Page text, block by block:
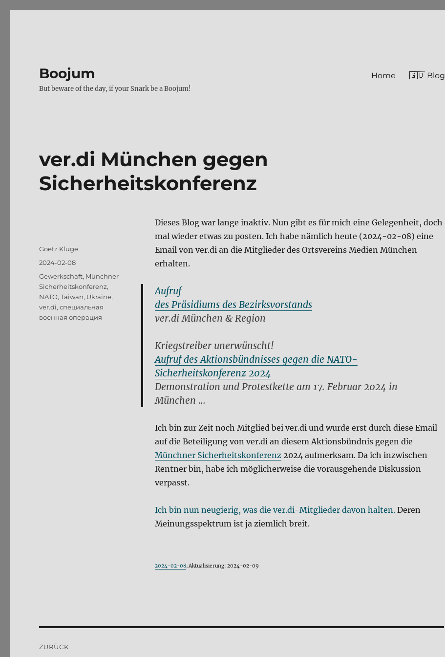
Boojum
But beware of the day, if your Snark be a Boojum!
Home 🇬🇧 Blog
ver.di München gegen
Sicherheitskonferenz
Dieses Blog war lange inaktiv. Nun gibt es für mich eine Gelegenheit, doch
mal wieder etwas zu posten. Ich habe nämlich heute (2024-02-08) eine
Email von ver.di an die Mitglieder des Ortsvereins Medien München
erhalten.
Aufruf
des Präsidiums des Bezirksvorstands
ver.di München & Region
Kriegstreiber unerwünscht!
Aufruf des Aktionsbündnisses gegen die NATO-
Sicherheitskonferenz 2024
Demonstration und Protestkette am 17. Februar 2024 in
München …
Ich bin zur Zeit noch Mitglied bei ver.di und wurde erst durch diese Email
auf die Beteiligung von ver.di an diesem Aktionsbündnis gegen die
Münchner Sicherheitskonferenz2024 aufmerksam. Da ich inzwischen
Rentner bin, habe ich möglicherweise die vorausgehende Diskussion
verpasst.
Ich bin nun neugierig, was die ver.di-Mitglieder davon halten.Deren
Meinungsspektrum ist ja ziemlich breit.
2024-02-08, Aktualisierung: 2024-02-09
Autor
Goetz Kluge
Veröffentlicht
am
2024-02-08
Schlagwörter
Gewerkschaft, Münchner
Sicherheitskonferenz,
NATO,Taiwan, Ukraine,
ver.di,специальная
военная операция
ZURÜCK